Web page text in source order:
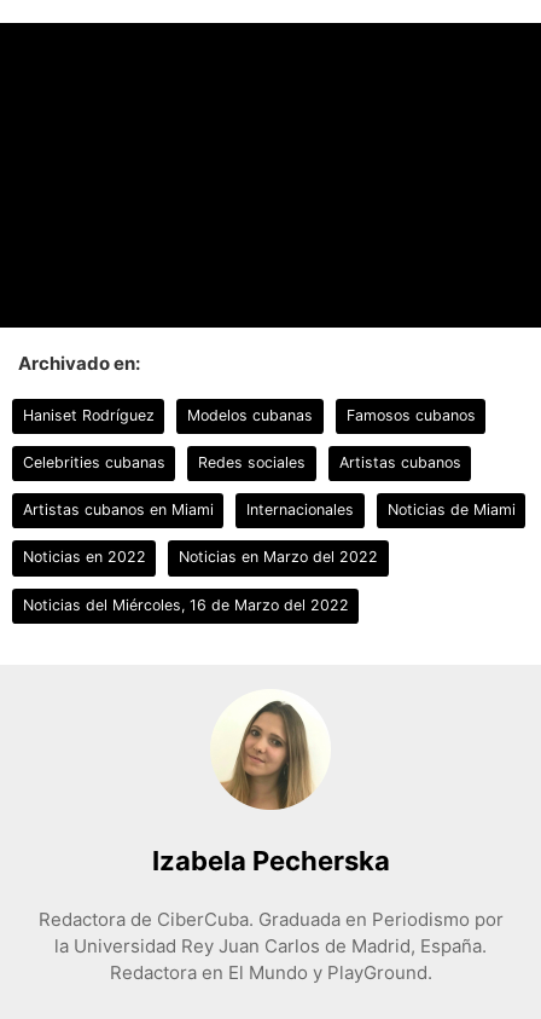
Archivado en:
Haniset Rodríguez Modelos cubanas Famosos cubanos
Celebrities cubanas Redes sociales Artistas cubanos
Artistas cubanos en Miami Internacionales Noticias de Miami
Noticias en 2022 Noticias en Marzo del 2022
Noticias del Miércoles, 16 de Marzo del 2022
Izabela Pecherska
Redactora de CiberCuba. Graduada en Periodismo por
la Universidad Rey Juan Carlos de Madrid, España.
Redactora en El Mundo y PlayGround.